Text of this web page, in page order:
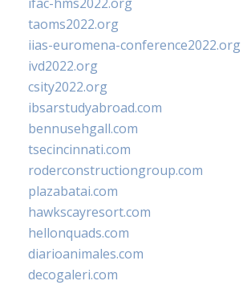
taoms2022.org
iias-euromena-conference2022.org
ivd2022.org
csity2022.org
ibsarstudyabroad.com
bennusehgall.com
tsecincinnati.com
roderconstructiongroup.com
plazabatai.com
hawkscayresort.com
hellonquads.com
diarioanimales.com
decogaleri.com